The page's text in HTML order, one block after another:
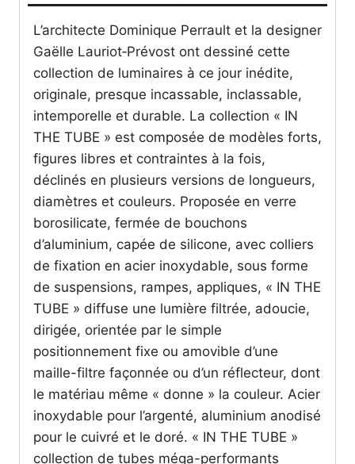
Tube
-
DCW
éditions
L’architecte Dominique Perrault et la designer
Gaëlle Lauriot‑Prévost ont dessiné cette
collection de luminaires à ce jour inédite,
originale, presque incassable, inclassable,
intemporelle et durable. La collection « IN
THE TUBE » est composée de modèles forts,
figures libres et contraintes à la fois,
déclinés en plusieurs versions de longueurs,
diamètres et couleurs. Proposée en verre
borosilicate, fermée de bouchons
d’aluminium, capée de silicone, avec colliers
de fixation en acier inoxydable, sous forme
de suspensions, rampes, appliques, « IN THE
TUBE » diffuse une lumière filtrée, adoucie,
dirigée, orientée par le simple
positionnement fixe ou amovible d’une
maille-filtre façonnée ou d’un réflecteur, dont
le matériau même « donne » la couleur. Acier
inoxydable pour l’argenté, aluminium anodisé
pour le cuivré et le doré. « IN THE TUBE »
collection de tubes méga-performants